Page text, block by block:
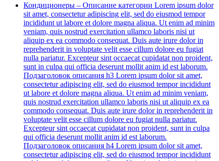
Кондиционеры – Описание категории Lorem ipsum dolor
sit amet, consectetur adipiscing elit, sed do eiusmod tempor
incididunt ut labore et dolore magna aliqua. Ut enim ad minim
veniam, quis nostrud exercitation ullamco laboris nisi ut
aliquip ex ea commodo consequat. Duis aute irure dolor in
reprehenderit in voluptate velit esse cillum dolore eu fugiat
nulla pariatur. Excepteur sint occaecat cupidatat non proident,
sunt in culpa qui officia deserunt mollit anim id est laborum.
Подзаголовок описания h3 Lorem ipsum dolor sit amet,
consectetur adipiscing elit, sed do eiusmod tempor incididunt
ut labore et dolore magna aliqua. Ut enim ad minim veniam,
quis nostrud exercitation ullamco laboris nisi ut aliquip ex ea
commodo consequat. Duis aute irure dolor in reprehenderit in
voluptate velit esse cillum dolore eu fugiat nulla pariatur.
Excepteur sint occaecat cupidatat non proident, sunt in culpa
qui officia deserunt mollit anim id est laborum.
Подзаголовок описания h4 Lorem ipsum dolor sit amet,
consectetur adipiscing elit, sed do eiusmod tempor incididunt